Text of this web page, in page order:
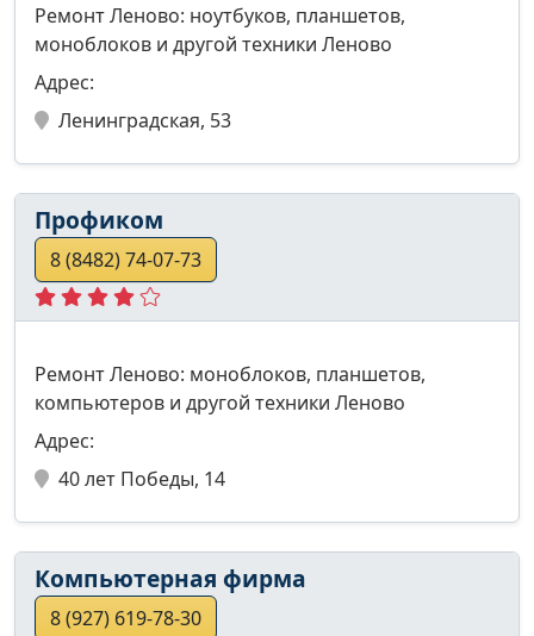
Ремонт Леново: ноутбуков, планшетов,
моноблоков и другой техники Леново
Адрес:
Ленинградская, 53
Профиком
8 (8482) 74-07-73
Ремонт Леново: моноблоков, планшетов,
компьютеров и другой техники Леново
Адрес:
40 лет Победы, 14
Компьютерная фирма
8 (927) 619-78-30